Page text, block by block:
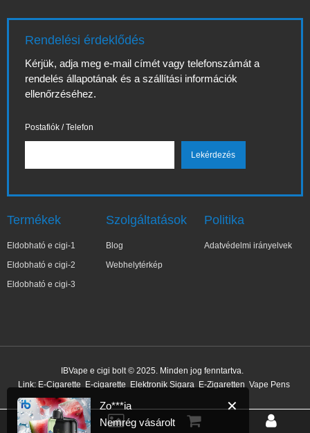
Rendelési érdeklődés
Kérjük, adja meg e-mail címét vagy telefonszámát a
rendelés állapotának és a szállítási információk
ellenőrzéséhez.
Postafiók / Telefon
Termékek
Eldobható e cigi-1
Eldobható e cigi-2
Eldobható e cigi-3
Szolgáltatások
Blog
Webhelytérkép
Politika
Adatvédelmi irányelvek
IBVape e cigi bolt © 2025. Minden jog fenntartva.
Link: E-Cigarette E-cigarette Elektronik Sigara E-Zigaretten Vape Pens
Nemrég vásárolt
15 perccel ezelőtt